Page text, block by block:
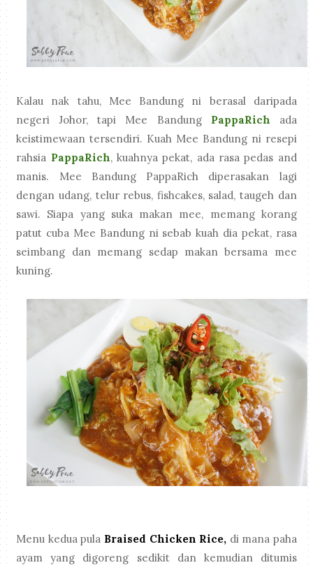
Kalau nak tahu, Mee Bandung ni berasal daripada
negeri Johor, tapi Mee Bandung PappaRich ada
keistimewaan tersendiri. Kuah Mee Bandung ni resepi
rahsia PappaRich, kuahnya pekat, ada rasa pedas and
manis. Mee Bandung PappaRich diperasakan lagi
dengan udang, telur rebus, fishcakes, salad, taugeh dan
sawi. Siapa yang suka makan mee, memang korang
patut cuba Mee Bandung ni sebab kuah dia pekat, rasa
seimbang dan memang sedap makan bersama mee
kuning.
Menu kedua pula Braised Chicken Rice, di mana paha
ayam yang digoreng sedikit dan kemudian ditumis